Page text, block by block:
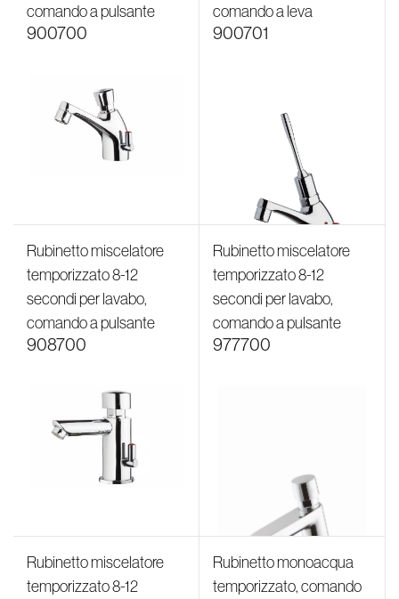
comando a pulsante
900700
comando a leva
900701
Rubinetto miscelatore
temporizzato 8-12
secondi per lavabo,
comando a pulsante
908700
Rubinetto miscelatore
temporizzato 8-12
secondi per lavabo,
comando a pulsante
977700
Rubinetto miscelatore
temporizzato 8-12
Rubinetto monoacqua
temporizzato, comando